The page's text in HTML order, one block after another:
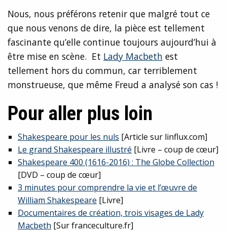
Nous, nous préférons retenir que malgré tout ce
que nous venons de dire, la pièce est tellement
fascinante qu’elle continue toujours aujourd’hui à
être mise en scène. Et Lady Macbeth est
tellement hors du commun, car terriblement
monstrueuse, que même Freud a analysé son cas !
Pour aller plus loin
Shakespeare pour les nuls [Article sur linflux.com]
Le grand Shakespeare illustré [Livre – coup de cœur]
Shakespeare 400 (1616-2016) : The Globe Collection
[DVD – coup de cœur]
3 minutes pour comprendre la vie et l’œuvre de
William Shakespeare [Livre]
Documentaires de création, trois visages de Lady
Macbeth [Sur franceculture.fr]